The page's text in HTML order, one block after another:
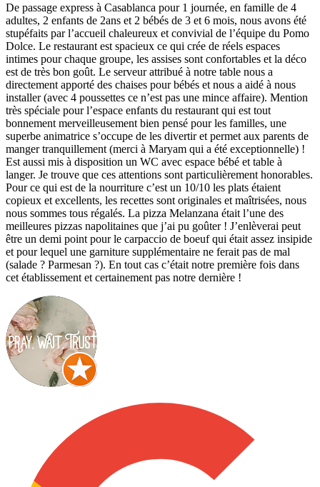
De passage express à Casablanca pour 1 journée, en famille de 4
adultes, 2 enfants de 2ans et 2 bébés de 3 et 6 mois, nous avons été
stupéfaits par l’accueil chaleureux et convivial de l’équipe du Pomo
Dolce. Le restaurant est spacieux ce qui crée de réels espaces
intimes pour chaque groupe, les assises sont confortables et la déco
est de très bon goût. Le serveur attribué à notre table nous a
directement apporté des chaises pour bébés et nous a aidé à nous
installer (avec 4 poussettes ce n’est pas une mince affaire). Mention
très spéciale pour l’espace enfants du restaurant qui est tout
bonnement merveilleusement bien pensé pour les familles, une
superbe animatrice s’occupe de les divertir et permet aux parents de
manger tranquillement (merci à Maryam qui a été exceptionnelle) !
Est aussi mis à disposition un WC avec espace bébé et table à
langer. Je trouve que ces attentions sont particulièrement honorables.
Pour ce qui est de la nourriture c’est un 10/10 les plats étaient
copieux et excellents, les recettes sont originales et maîtrisées, nous
nous sommes tous régalés. La pizza Melanzana était l’une des
meilleures pizzas napolitaines que j’ai pu goûter ! J’enlèverai peut
être un demi point pour le carpaccio de boeuf qui était assez insipide
et pour lequel une garniture supplémentaire ne ferait pas de mal
(salade ? Parmesan ?). En tout cas c’était notre première fois dans
cet établissement et certainement pas notre dernière !